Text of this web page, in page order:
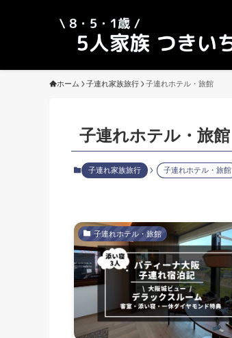
ホーム 子連れ家族旅行 子連れホテル・旅館
子連れホテル・旅館
子連れ家族旅行 子連れホテル・旅館
子連れホテル・旅館